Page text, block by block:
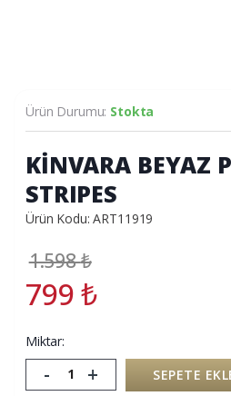
Ürün Durumu: Stokta
KİNVARA BEYAZ
STRIPES
Ürün Kodu: ART11919
1.598₺
799₺
Miktar:
- + SEPETE